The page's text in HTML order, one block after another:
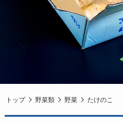
トップ 野菜類 野菜 たけのこ